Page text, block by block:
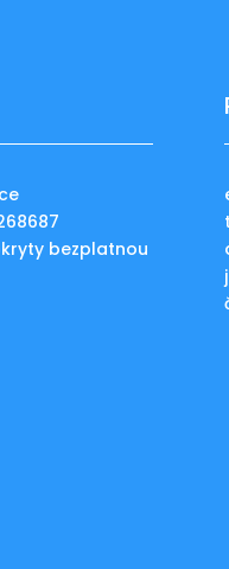
bezplatnou